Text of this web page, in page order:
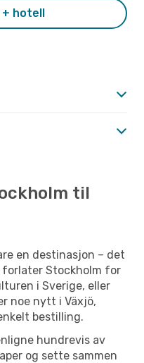
hotell
til
en destinasjon – det
Stockholm for
i Sverige, eller
noe nytt i Växjö,
bestilling.
hundrevis av
og sette sammen